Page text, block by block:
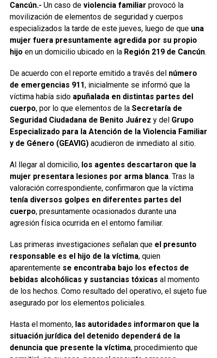
Cancún.- Un caso de violencia familiar provocó la
movilización de elementos de seguridad y cuerpos
especializados la tarde de este jueves, luego de que una
mujer fuera presuntamente agredida por su propio
hijo en un domicilio ubicado en la Región 219 de Cancún.
De acuerdo con el reporte emitido a través del número
de emergencias 911, inicialmente se informó que la
víctima había sido apuñalada en distintas partes del
cuerpo, por lo que elementos de la Secretaría de
Seguridad Ciudadana de Benito Juárez y del Grupo
Especializado para la Atención de la Violencia Familiar
y de Género (GEAVIG) acudieron de inmediato al sitio.
Al llegar al domicilio, los agentes descartaron que la
mujer presentara lesiones por arma blanca. Tras la
valoración correspondiente, confirmaron que la víctima
tenía diversos golpes en diferentes partes del
cuerpo, presuntamente ocasionados durante una
agresión física ocurrida en el entorno familiar.
Las primeras investigaciones señalan que el presunto
responsable es el hijo de la víctima, quien
aparentemente se encontraba bajo los efectos de
bebidas alcohólicas y sustancias tóxicas al momento
de los hechos. Como resultado del operativo, el sujeto fue
asegurado por los elementos policiales.
Hasta el momento, las autoridades informaron que la
situación jurídica del detenido dependerá de la
denuncia que presente la víctima, procedimiento que